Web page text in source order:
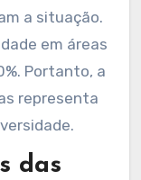
a situação.
em áreas
Portanto, a
representa
das